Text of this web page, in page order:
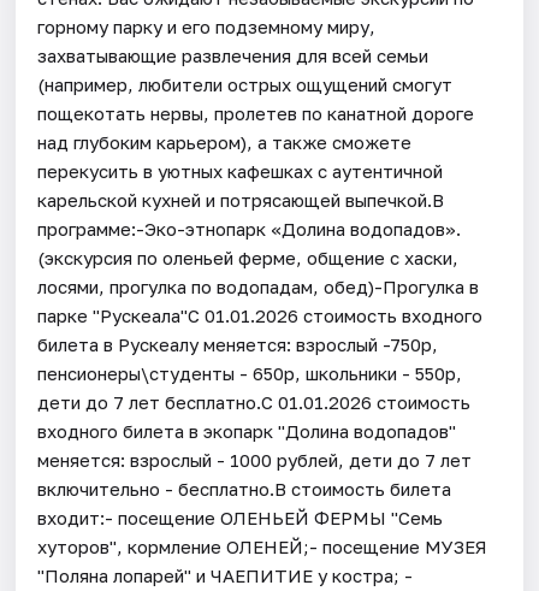
горному парку и его подземному миру,
захватывающие развлечения для всей семьи
(например, любители острых ощущений смогут
пощекотать нервы, пролетев по канатной дороге
над глубоким карьером), а также сможете
перекусить в уютных кафешках с аутентичной
карельской кухней и потрясающей выпечкой.В
программе:-Эко-этнопарк «Долина водопадов».
(экскурсия по оленьей ферме, общение с хаски,
лосями, прогулка по водопадам, обед)-Прогулка в
парке "Рускеала"С 01.01.2026 стоимость входного
билета в Рускеалу меняется: взрослый -750р,
пенсионеры\студенты - 650р, школьники - 550р,
дети до 7 лет бесплатно.С 01.01.2026 стоимость
входного билета в экопарк "Долина водопадов"
меняется: взрослый - 1000 рублей, дети до 7 лет
включительно - бесплатно.В стоимость билета
входит:- посещение ОЛЕНЬЕЙ ФЕРМЫ "Семь
хуторов", кормление ОЛЕНЕЙ;- посещение МУЗЕЯ
"Поляна лопарей" и ЧАЕПИТИЕ у костра; -